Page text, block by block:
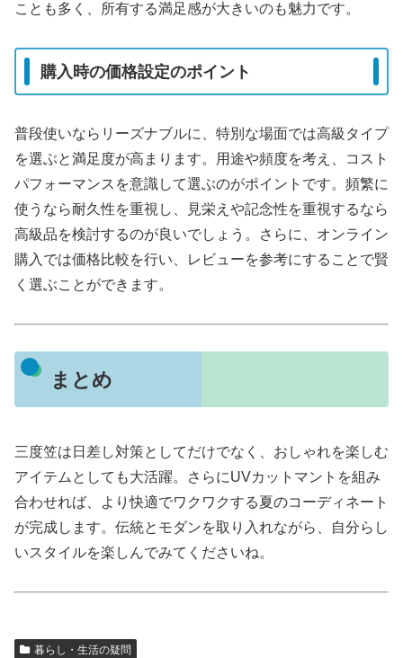
ことも多く、所有する満足感が大きいのも魅力です。
購入時の価格設定のポイント
普段使いならリーズナブルに、特別な場面では高級タイプ
を選ぶと満足度が高まります。用途や頻度を考え、コスト
パフォーマンスを意識して選ぶのがポイントです。頻繁に
使うなら耐久性を重視し、見栄えや記念性を重視するなら
高級品を検討するのが良いでしょう。さらに、オンライン
購入では価格比較を行い、レビューを参考にすることで賢
く選ぶことができます。
まとめ
三度笠は日差し対策としてだけでなく、おしゃれを楽しむ
アイテムとしても大活躍。さらにUVカットマントを組み
合わせれば、より快適でワクワクする夏のコーディネート
が完成します。伝統とモダンを取り入れながら、自分らし
いスタイルを楽しんでみてくださいね。
暮らし・生活の疑問